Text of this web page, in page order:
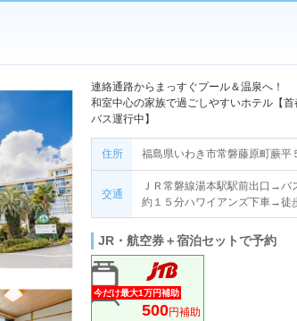
連絡通路からまっすぐプール＆温泉へ！
和室中心の家族で過ごしやすいホテル【
バス運行中】
住所 福島県いわき市常磐藤原町蕨平
交通
ＪＲ常磐線湯本駅駅前出口→バ
約１５分ハワイアンズ下車→徒
JR・航空券＋宿泊セットで予約
今だけ最大1万円補助
500円補助